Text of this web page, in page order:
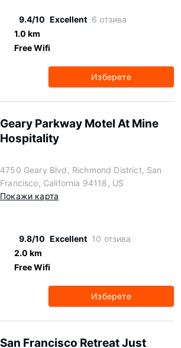
9.4/10 Excellent 6 отзива
1.0 km
Free Wifi
Изберете
Geary Parkway Motel At Mine
Hospitality
4750 Geary Blvd, Richmond District, San
Francisco, California 94118, US
Покажи карта
9.8/10 Excellent 10 отзива
2.0 km
Free Wifi
Изберете
San Francisco Retreat Just